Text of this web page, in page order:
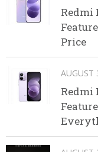
Redmi
Price
AUGUST
Redmi